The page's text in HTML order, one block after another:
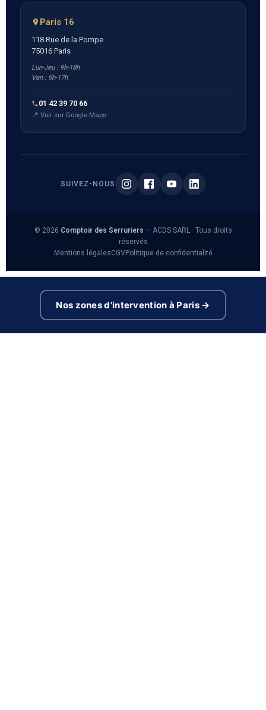
Paris 16
118 Rue de la Pompe
75016 Paris
Lun-Jeu : 9h-18h
Ven : 9h-17h
01 42 39 70 66
📍 Voir sur Google Maps
SUIVEZ-NOUS
© 2026 Comptoir des Serruriers — ACDS SARL · Tous droits
réservés
Mentions légalesCGVPolitique de confidentialité
Nos zones d'intervention à Paris →